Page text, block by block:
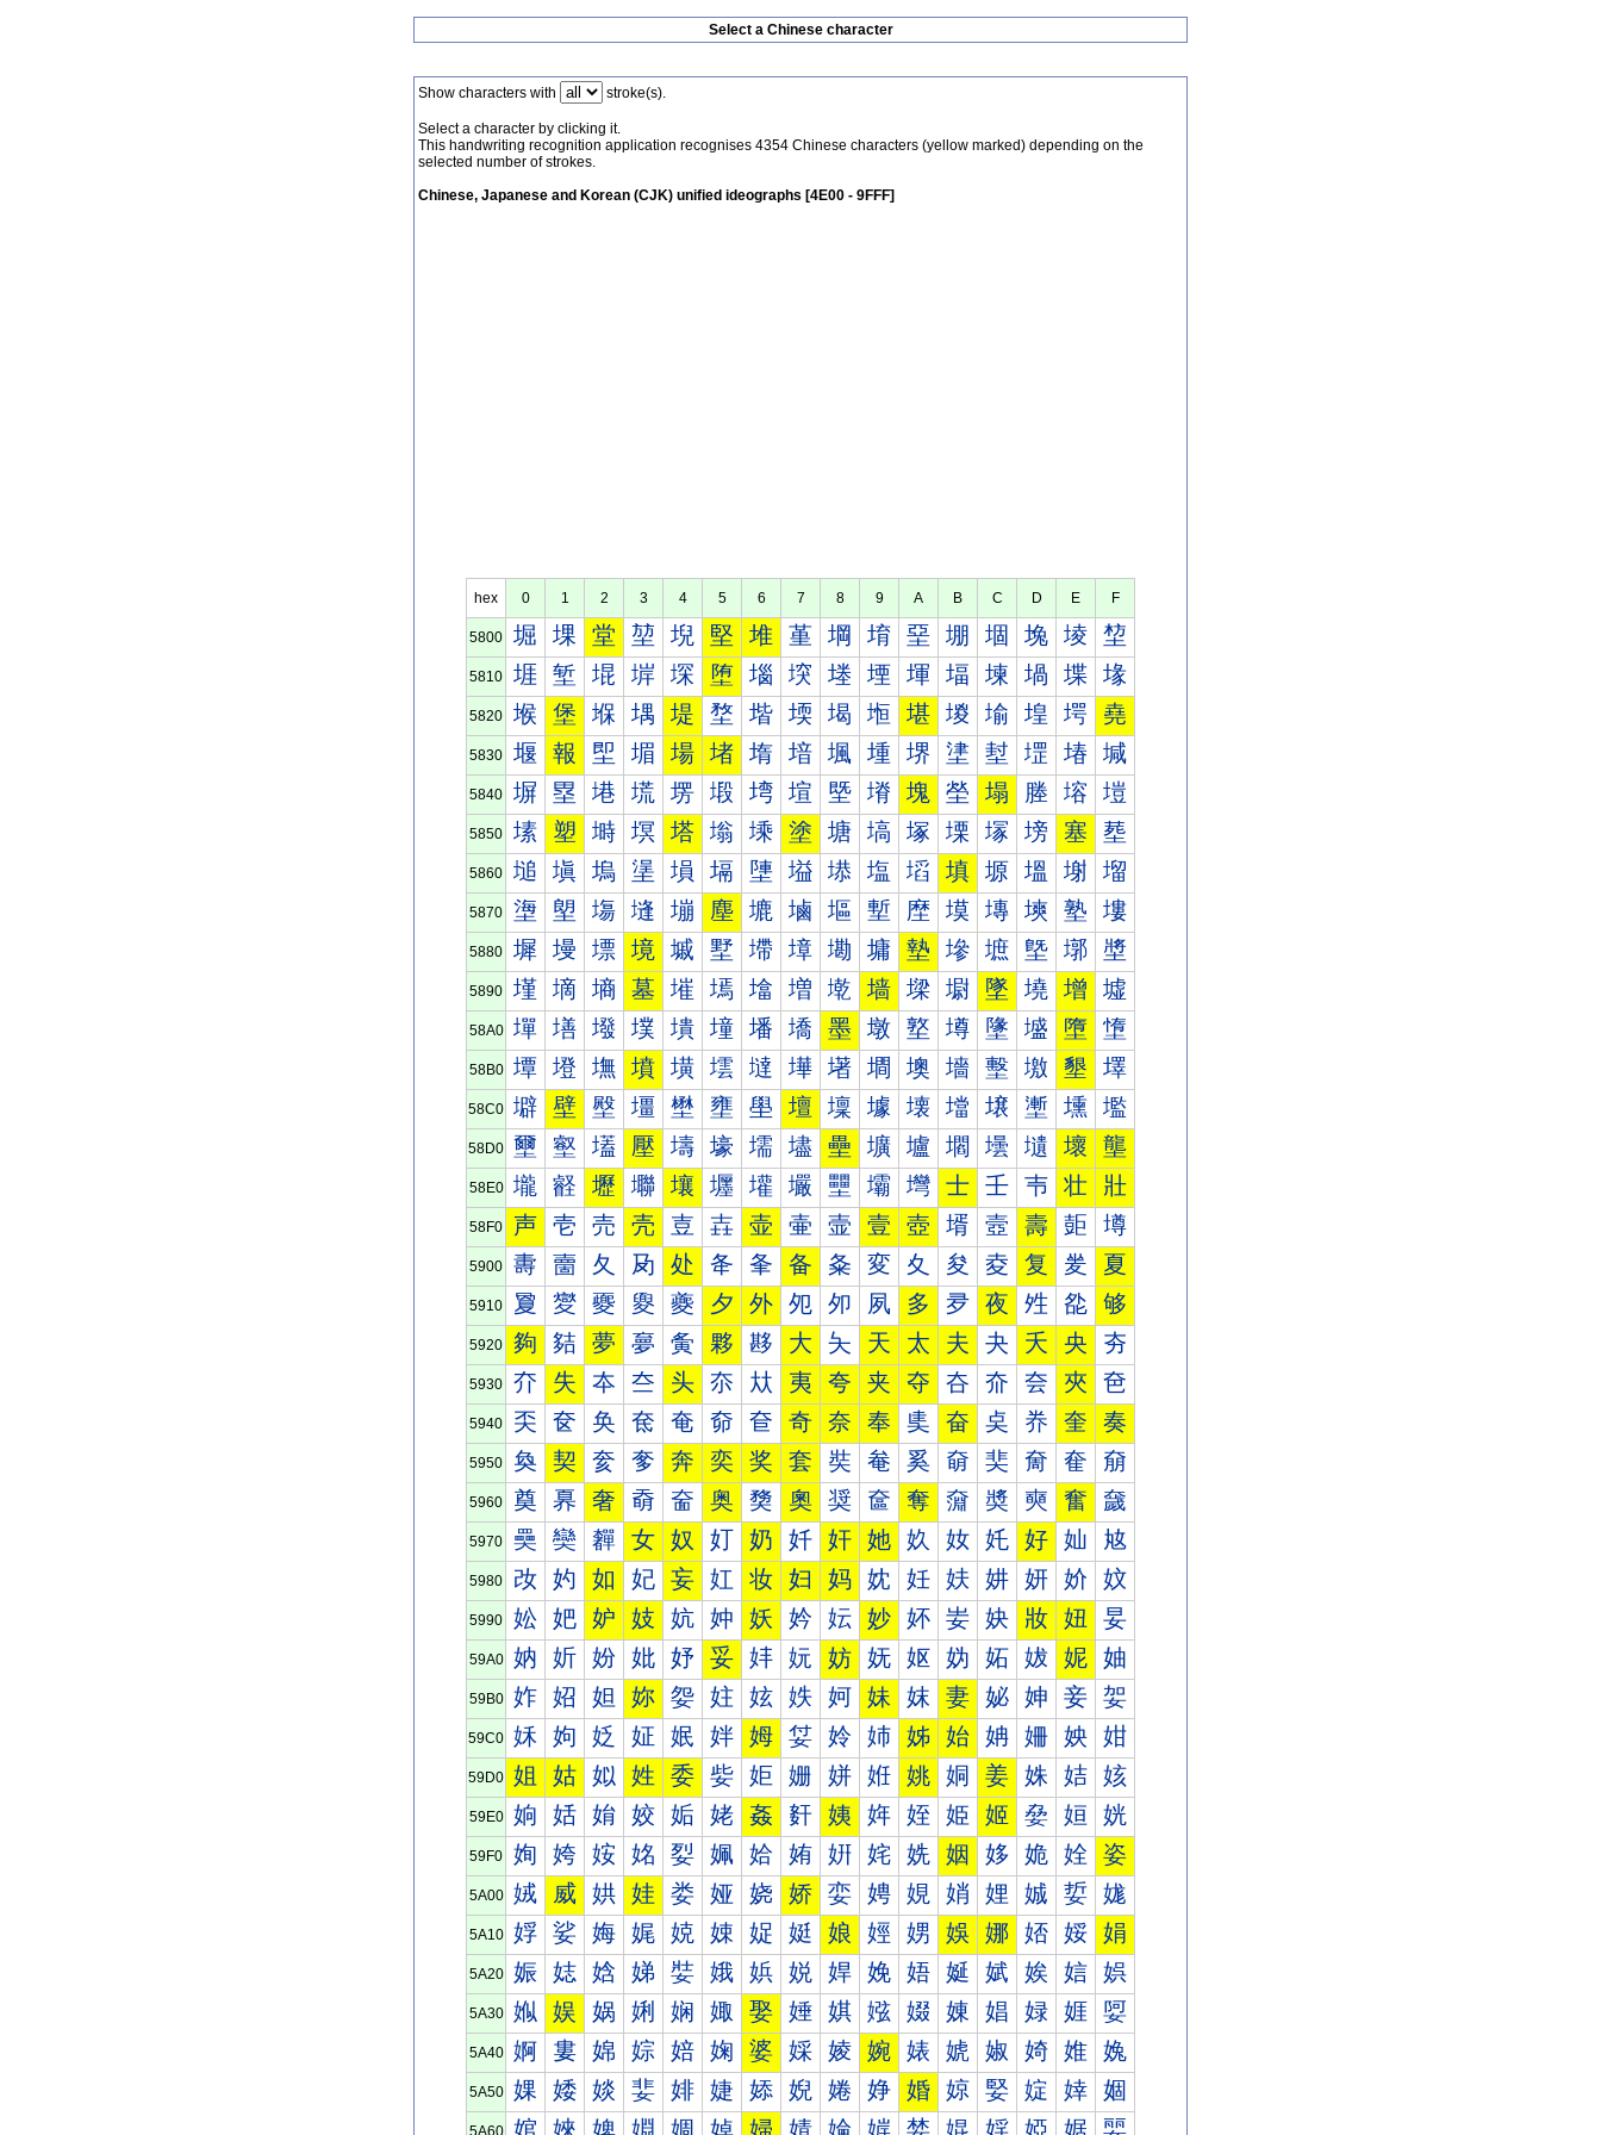
Select a Chinese character
Show characters with stroke(s).
Select a character by clicking it.
This handwriting recognition application recognises 4354 Chinese characters (yellow marked) depending on the
selected number of strokes.
Chinese, Japanese and Korean (CJK) unified ideographs [4E00 - 9FFF]
hex 0 1 2 3 4 5 6 7 8 9 A B C D E F
5800 堀 堁 堂 堃 堄 堅 堆 堇 堈 堉 堊 堋 堌 堍 堎 堏
5810 堐 堑 堒 堓 堔 堕 堖 堗 堘 堙 堚 堛 堜 堝 堞 堟
5820 堠 堡 堢 堣 堤 堥 堦 堧 堨 堩 堪 堫 堬 堭 堮 堯
5830 堰 報 堲 堳 場 堵 堶 堷 堸 堹 堺 堻 堼 堽 堾 堿
5840 塀 塁 塂 塃 塄 塅 塆 塇 塈 塉 塊 塋 塌 塍 塎 塏
5850 塐 塑 塒 塓 塔 塕 塖 塗 塘 塙 塚 塛 塜 塝 塞 塟
5860 塠 塡 塢 塣 塤 塥 塦 塧 塨 塩 塪 填 塬 塭 塮 塯
5870 塰 塱 塲 塳 塴 塵 塶 塷 塸 塹 塺 塻 塼 塽 塾 塿
5880 墀 墁 墂 境 墄 墅 墆 墇 墈 墉 墊 墋 墌 墍 墎 墏
5890 墐 墑 墒 墓 墔 墕 墖 増 墘 墙 墚 墛 墜 墝 增 墟
58A0 墠 墡 墢 墣 墤 墥 墦 墧 墨 墩 墪 墫 墬 墭 墮 墯
58B0 墰 墱 墲 墳 墴 墵 墶 墷 墸 墹 墺 墻 墼 墽 墾 墿
58C0 壀 壁 壂 壃 壄 壅 壆 壇 壈 壉 壊 壋 壌 壍 壎 壏
58D0 壐 壑 壒 壓 壔 壕 壖 壗 壘 壙 壚 壛 壜 壝 壞 壟
58E0 壠 壡 壢 壣 壤 壥 壦 壧 壨 壩 壪 士 壬 壭 壮 壯
58F0 声 壱 売 壳 壴 壵 壶 壷 壸 壹 壺 壻 壼 壽 壾 壿
5900 夀 夁 夂 夃 处 夅 夆 备 夈 変 夊 夋 夌 复 夎 夏
5910 夐 夑 夒 夓 夔 夕 外 夗 夘 夙 多 夛 夜 夝 夞 够
5920 夠 夡 夢 夣 夤 夥 夦 大 夨 天 太 夫 夬 夭 央 夯
5930 夰 失 夲 夳 头 夵 夶 夷 夸 夹 夺 夻 夼 夽 夾 夿
5940 奀 奁 奂 奃 奄 奅 奆 奇 奈 奉 奊 奋 奌 奍 奎 奏
5950 奐 契 奒 奓 奔 奕 奖 套 奘 奙 奚 奛 奜 奝 奞 奟
5960 奠 奡 奢 奣 奤 奥 奦 奧 奨 奩 奪 奫 奬 奭 奮 奯
5970 奰 奱 奲 女 奴 奵 奶 奷 奸 她 奺 奻 奼 好 奾 奿
5980 妀 妁 如 妃 妄 妅 妆 妇 妈 妉 妊 妋 妌 妍 妎 妏
5990 妐 妑 妒 妓 妔 妕 妖 妗 妘 妙 妚 妛 妜 妝 妞 妟
59A0 妠 妡 妢 妣 妤 妥 妦 妧 妨 妩 妪 妫 妬 妭 妮 妯
59B0 妰 妱 妲 妳 妴 妵 妶 妷 妸 妹 妺 妻 妼 妽 妾 妿
59C0 姀 姁 姂 姃 姄 姅 姆 姇 姈 姉 姊 始 姌 姍 姎 姏
59D0 姐 姑 姒 姓 委 姕 姖 姗 姘 姙 姚 姛 姜 姝 姞 姟
59E0 姠 姡 姢 姣 姤 姥 姦 姧 姨 姩 姪 姫 姬 姭 姮 姯
59F0 姰 姱 姲 姳 姴 姵 姶 姷 姸 姹 姺 姻 姼 姽 姾 姿
5A00 娀 威 娂 娃 娄 娅 娆 娇 娈 娉 娊 娋 娌 娍 娎 娏
5A10 娐 娑 娒 娓 娔 娕 娖 娗 娘 娙 娚 娛 娜 娝 娞 娟
5A20 娠 娡 娢 娣 娤 娥 娦 娧 娨 娩 娪 娫 娬 娭 娮 娯
5A30 娰 娱 娲 娳 娴 娵 娶 娷 娸 娹 娺 娻 娼 娽 娾 娿
5A40 婀 婁 婂 婃 婄 婅 婆 婇 婈 婉 婊 婋 婌 婍 婎 婏
5A50 婐 婑 婒 婓 婔 婕 婖 婗 婘 婙 婚 婛 婜 婝 婞 婟
5A60 婠 婡 婢 婣 婤 婥 婦 婧 婨 婩 婪 婫 婬 婭 婮 婯